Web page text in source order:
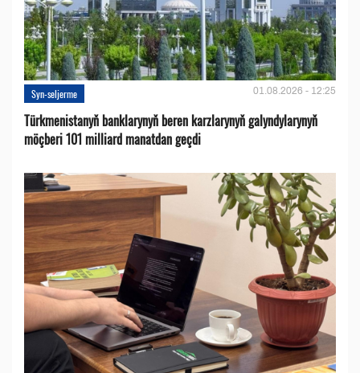
Syn-seljerme 01.08.2026 - 12:25
Türkmenistanyň banklarynyň beren karzlarynyň galyndylarynyň
möçberi 101 milliard manatdan geçdi